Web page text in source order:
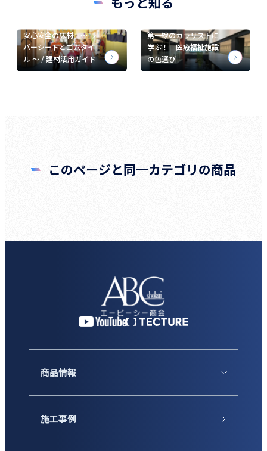
安心安全の床材 ～ ラ
バーシートとゴムタイ
ル ～ / 建材活用ガイド
第一線のカラリストに
学ぶ！ 医療福祉施設
の色選び
このページと同一カテゴリの商品
商品情報
施工事例